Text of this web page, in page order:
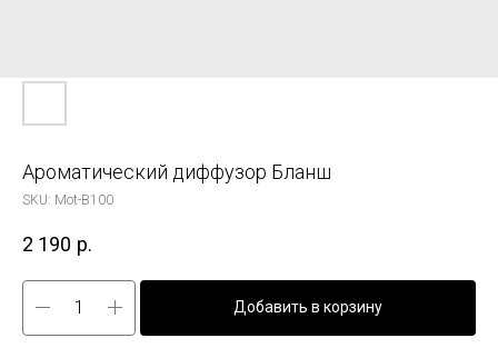
Ароматический диффузор Бланш
SKU: Mot-B100
2 190 р.
Добавить в корзину